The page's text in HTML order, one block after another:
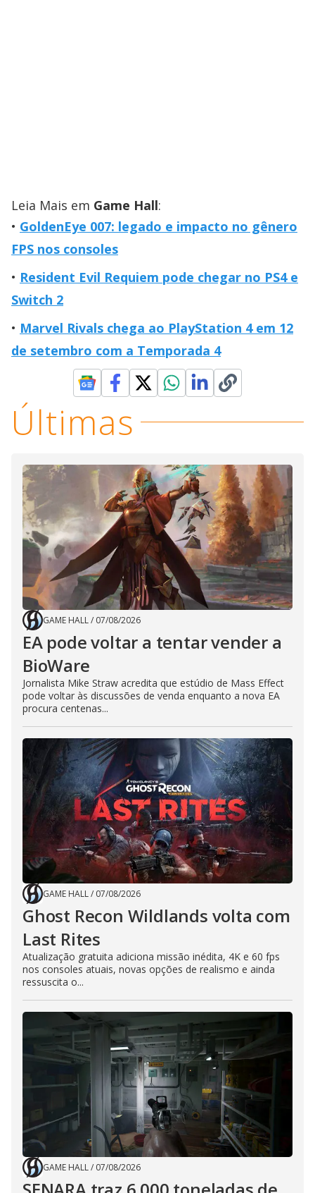
Leia Mais em Game Hall:
GoldenEye 007: legado e impacto no gênero
FPS nos consoles
Resident Evil Requiem pode chegar no PS4 e
Switch 2
Marvel Rivals chega ao PlayStation 4 em 12
de setembro com a Temporada 4
Últimas
GAME HALL/ 07/08/2026
EA pode voltar a tentar vender a
BioWare
Jornalista Mike Straw acredita que estúdio de Mass Effect
pode voltar às discussões de venda enquanto a nova EA
procura centenas...
GAME HALL/ 07/08/2026
Ghost Recon Wildlands volta com
Last Rites
Atualização gratuita adiciona missão inédita, 4K e 60 fps
nos consoles atuais, novas opções de realismo e ainda
ressuscita o...
GAME HALL/ 07/08/2026